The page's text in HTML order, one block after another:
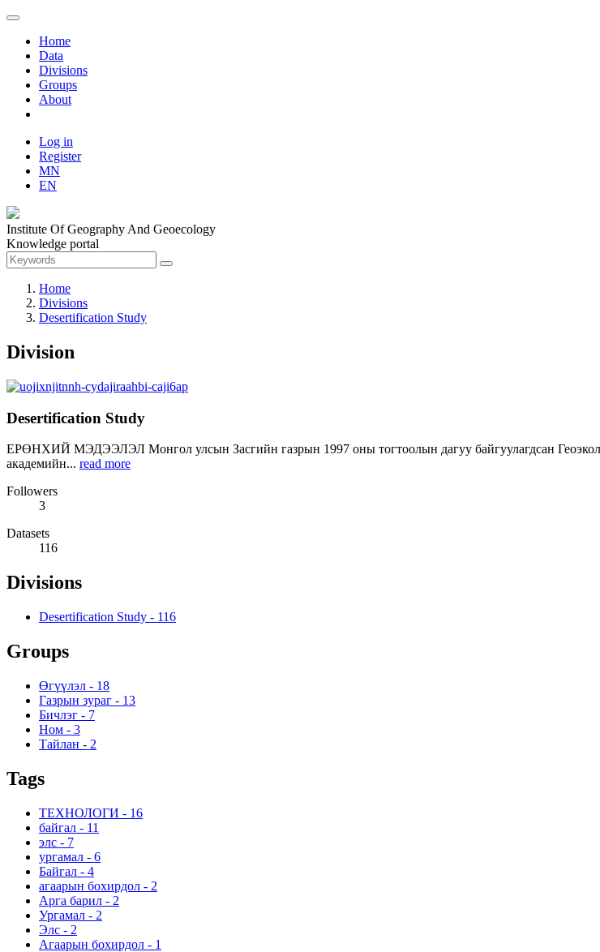
Home
Data
Divisions
Groups
About
Log in
Register
MN
EN
Institute Of Geography And Geoecology
Knowledge portal
Home
Divisions
Desertification Study
Division
Desertification Study
ЕРӨНХИЙ МЭДЭЭЛЭЛ Монгол улсын Засгийн газрын 1997 оны тогтоолын дагуу байгуулагдсан
академийн... read more
Followers
3
Datasets
116
Divisions
Desertification Study - 116
Groups
Өгүүлэл - 18
Газрын зураг - 13
Бичлэг - 7
Ном - 3
Тайлан - 2
Tags
ТЕХНОЛОГИ - 16
байгал - 11
элс - 7
ургамал - 6
Байгал - 4
агаарын бохирдол - 2
Арга барил - 2
Ургамал - 2
Элс - 2
Агаарын бохирдол - 1